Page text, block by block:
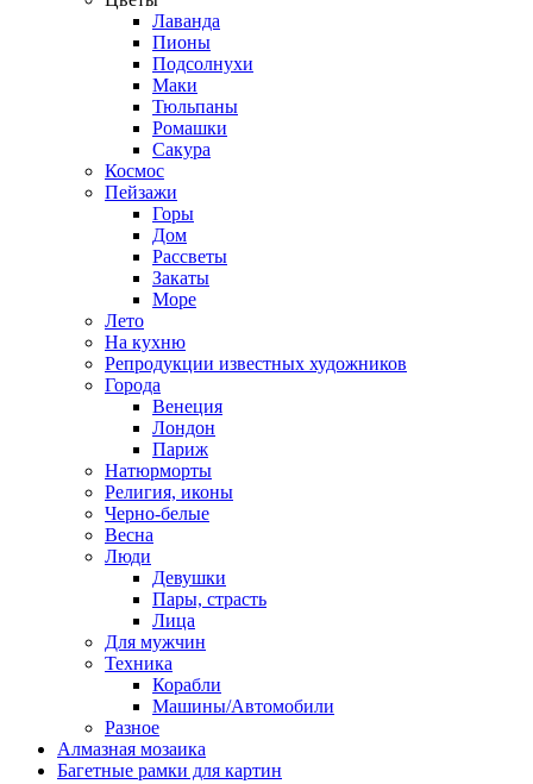
Лаванда
Пионы
Подсолнухи
Маки
Тюльпаны
Ромашки
Сакура
Космос
Пейзажи
Горы
Дом
Рассветы
Закаты
Море
Лето
На кухню
Репродукции известных художников
Города
Венеция
Лондон
Париж
Натюрморты
Религия, иконы
Черно-белые
Весна
Люди
Девушки
Пары, страсть
Лица
Для мужчин
Техника
Корабли
Машины/Автомобили
Разное
Алмазная мозаика
Багетные рамки для картин